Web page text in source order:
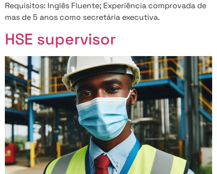
Requisitos: Inglês Fluente; Experiência comprovada de
mas de 5 anos como secretária executiva.
HSE supervisor